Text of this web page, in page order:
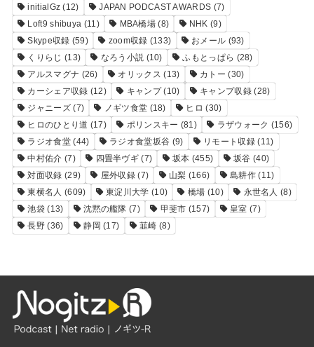
initialGz (12) JAPAN PODCAST AWARDS (7)
Loft9 shibuya (11) MBA橋場 (8) NHK (9)
Skype収録 (59) zoom収録 (133) おメール (93)
くりらじ (13) なろう小説 (10) ふもとっぱら (28)
アルスマグナ (26) オリックス (13) カトー (30)
カーシェア収録 (12) キャンプ(10) キャンプ収録(28)
ジャニーズ(7) ノギツ食堂 (18) ヒロ (30)
ヒロのひとり道 (17) ポリンスキー (81) ラザウォーク (156)
ラジオ食堂(44) ラジオ食堂坂谷 (9) リモート収録(11)
中村佑介 (7) 四畳半ヴギ (7) 坂本 (455) 坂谷 (40)
対面収録 (29) 屋外収録 (7) 山梨 (166) 島耕作(11)
東横名人 (609) 東淀川大学 (10) 橋場 (10) 永世名人 (8)
池袋 (13) 沈黙の艦隊 (7) 甲斐市 (157) 皇室 (7)
長野 (36) 静岡 (17) 韮崎 (8)